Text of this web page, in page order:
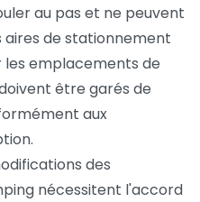
au pas et ne peuvent
aires de stationnement
les emplacements de
être garés de
aux
des
nécessitent l'accord